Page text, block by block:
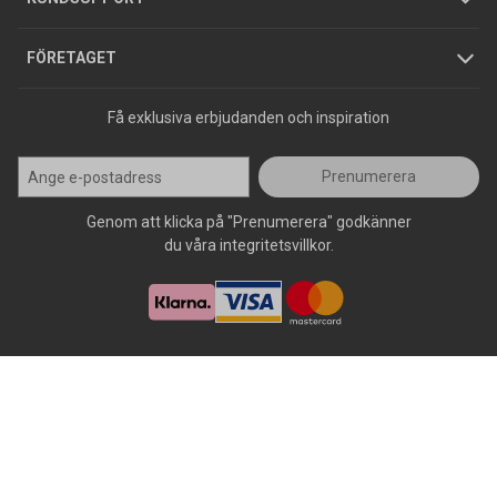
FÖRETAGET
Press
Få exklusiva erbjudanden och inspiration
Prenumerera
Genom att klicka på "Prenumerera" godkänner
du våra integritetsvillkor.